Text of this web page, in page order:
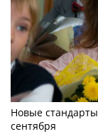
Новые
сентября